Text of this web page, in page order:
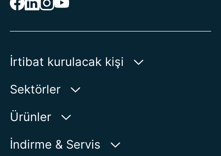
İrtibat kurulacak kişi
AUMA Riester
Aumastr. 1
Haritada Göster
Sektörler
Su
Ürünler
Ürün bulucu
İndirme & Servis